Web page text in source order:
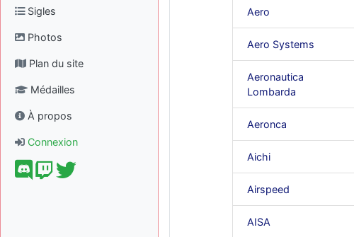
Sigles
Photos
Plan du site
Médailles
À propos
Connexion
Aero
Aero Systems
Aeronautica
Lombarda
Aeronca
Aichi
Airspeed
AISA